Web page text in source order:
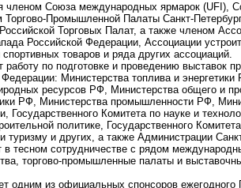
членом Союза международных ярмарок (UFI),
Промышленной Палаты Санкт-
Торговых Палат, а также членом
Российской Федерации, Ассоциации
товаров и ряда других ассоциаций.
работу по подготовке и проведению выставок
Министерства топлива и
ресурсов РФ, Министерства общего и
PФ, Министерства промышленности PФ,
Государственного Комитета по науке и
политике, Государственного
туризму и других, а также Администрации
в тесном сотрудничестве с рядом
торгово-промышленные палаты и
одним из официальных спонсоров ежегодного